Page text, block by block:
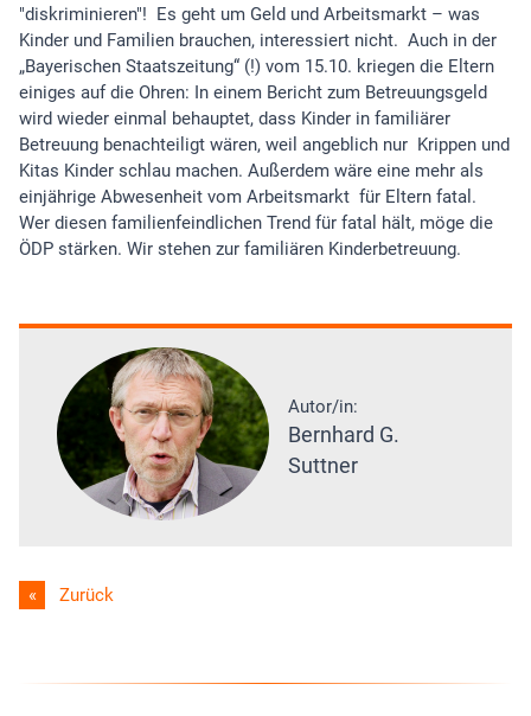
"diskriminieren"! Es geht um Geld und Arbeitsmarkt – was
Kinder und Familien brauchen, interessiert nicht. Auch in der
„Bayerischen Staatszeitung“ (!) vom 15.10. kriegen die Eltern
einiges auf die Ohren: In einem Bericht zum Betreuungsgeld
wird wieder einmal behauptet, dass Kinder in familiärer
Betreuung benachteiligt wären, weil angeblich nur Krippen und
Kitas Kinder schlau machen. Außerdem wäre eine mehr als
einjährige Abwesenheit vom Arbeitsmarkt für Eltern fatal.
Wer diesen familienfeindlichen Trend für fatal hält, möge die
ÖDP stärken. Wir stehen zur familiären Kinderbetreuung.
Autor/in:
Bernhard G.
Suttner
Zurück